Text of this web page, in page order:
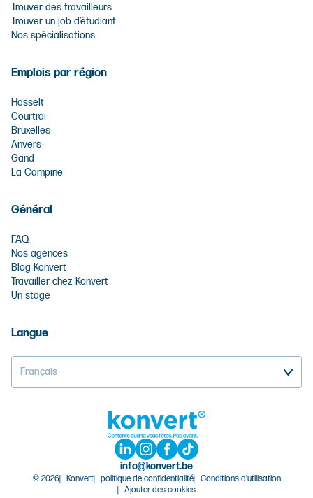
Trouver des travailleurs
Trouver un job d’étudiant
Nos spécialisations
Emplois par région
Hasselt
Courtrai
Bruxelles
Anvers
Gand
La Campine
Général
FAQ
Nos agences
Blog Konvert
Travailler chez Konvert
Un stage
Langue
Français
info@konvert.be
© 2026 Konvert politique de confidentialité
Conditions d'utilisation
Ajouter des cookies